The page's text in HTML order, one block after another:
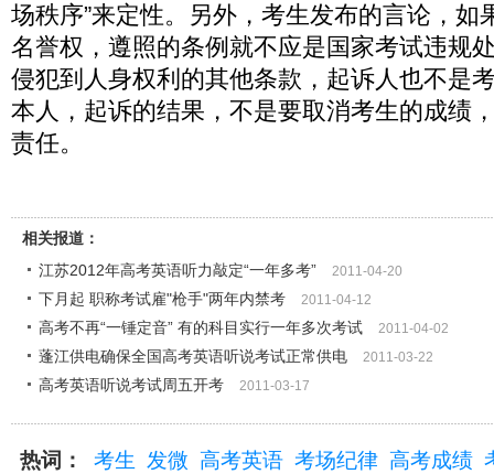
场秩序”来定性。另外，考生发布的言论，如
名誉权，遵照的条例就不应是国家考试违规
侵犯到人身权利的其他条款，起诉人也不是
本人，起诉的结果，不是要取消考生的成绩
责任。
相关报道：
江苏2012年高考英语听力敲定“一年多考”
2011-04-20
下月起 职称考试雇"枪手"两年内禁考 2011-04-12
高考不再“一锤定音” 有的科目实行一年多次考试 2011-04-02
蓬江供电确保全国高考英语听说考试正常供电 2011-03-22
高考英语听说考试周五开考 2011-03-17
热词： 考生 发微 高考英语 考场纪律 高考成绩